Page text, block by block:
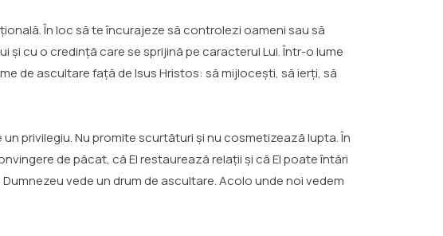
În loc să te încurajeze să controlezi oameni sau să
cu o credință care se sprijină pe caracterul Lui. Într-o lume
de ascultare față de Isus Hristos: să mijlocești, să ierți, să
privilegiu. Nu promite scurtături și nu cosmetizează lupta. În
de păcat, că El restaurează relații și că El poate întări
vede un drum de ascultare. Acolo unde noi vedem